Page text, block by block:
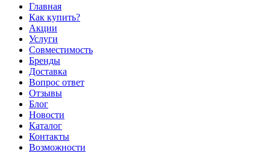
Главная
Как купить?
Акции
Услуги
Совместимость
Бренды
Доставка
Вопрос ответ
Отзывы
Блог
Новости
Каталог
Контакты
Возможности